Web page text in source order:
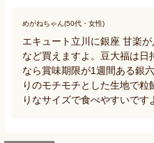
めがねちゃん(50代・女性)
エキュート立川に銀座 甘楽
など買えますよ。豆大福は日
なら賞味期限が1週間ある銀
りのモチモチとした生地で
りなサイズで食べやすいです